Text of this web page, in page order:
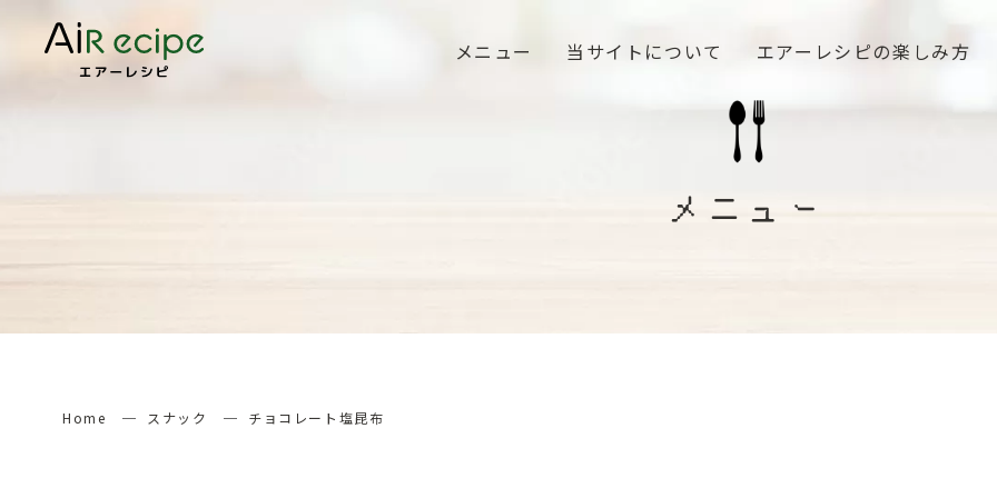
メニュー 当サイトについて エアーレシピの楽しみ方
メニュー
Home スナック チョコレート塩昆布